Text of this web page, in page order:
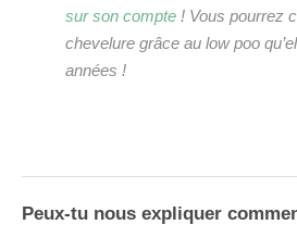
sur son compte ! Vous pourrez
chevelure grâce au low poo
années !
Peux-tu nous expliquer